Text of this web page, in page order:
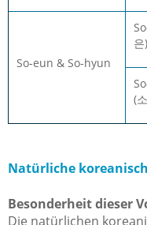
So-eun & So-hyun
은)
(
Natürliche
Besonderheit dieser
Die natürlichen